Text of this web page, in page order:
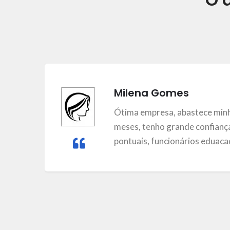
Milena Gomes
Ótima empresa, abastece
meses, tenho grande
pontuais, funcionários